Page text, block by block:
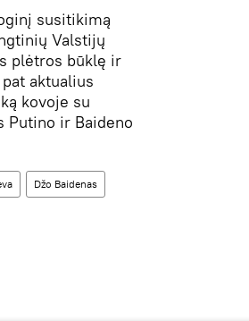
susitikimą
Valstijų
plėtros būklę ir
aktualius
kovoje su
Putino ir Baideno
Džo Baidenas